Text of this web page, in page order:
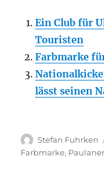
Ein Club für
Touristen
Farbmarke
lässt seinen
Author
Stefan Fuhrken
Farbmarke, Paulaner